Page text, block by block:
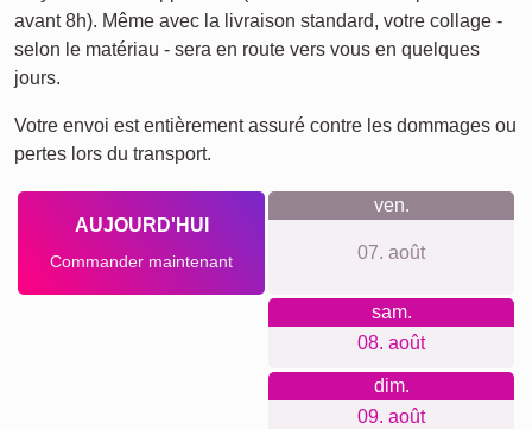
avant 8h). Même avec la livraison standard, votre collage -
selon le matériau - sera en route vers vous en quelques
jours.
Votre envoi est entièrement assuré contre les dommages ou
pertes lors du transport.
AUJOURD'HUI
Commander maintenant
ven.
07. août
sam.
08. août
dim.
09. août